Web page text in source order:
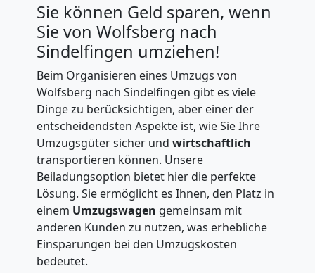
Sie können Geld sparen, wenn
Sie von Wolfsberg nach
Sindelfingen umziehen!
Beim Organisieren eines Umzugs von
Wolfsberg nach Sindelfingen gibt es viele
Dinge zu berücksichtigen, aber einer der
entscheidendsten Aspekte ist, wie Sie Ihre
Umzugsgüter sicher und wirtschaftlich
transportieren können. Unsere
Beiladungsoption bietet hier die perfekte
Lösung. Sie ermöglicht es Ihnen, den Platz in
einem Umzugswagen gemeinsam mit
anderen Kunden zu nutzen, was erhebliche
Einsparungen bei den Umzugskosten
bedeutet.